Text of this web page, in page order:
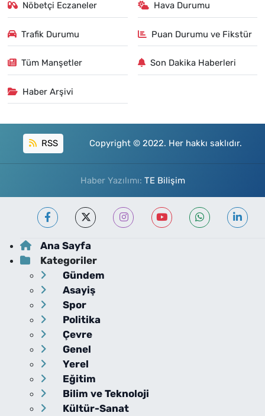
Nöbetçi Eczaneler Hava Durumu
Trafik Durumu Puan Durumu ve Fikstür
Tüm Manşetler Son Dakika Haberleri
Haber Arşivi
RSS Copyright © 2022. Her hakkı saklıdır.
Haber Yazılımı: TE Bilişim
Ana Sayfa
Kategoriler
Gündem
Asayiş
Spor
Politika
Çevre
Genel
Yerel
Eğitim
Bilim ve Teknoloji
Kültür-Sanat